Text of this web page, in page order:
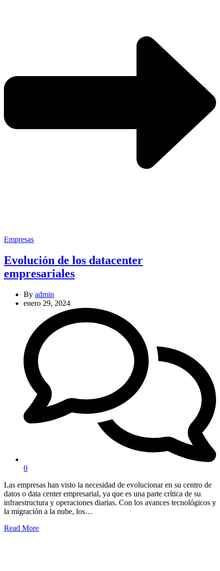
Categories
Empresas
Evolución de los datacenter
empresariales
By admin
enero 29, 2024
0
Las empresas han visto la necesidad de evolucionar en su centro de
datos o data center empresarial, ya que es una parte crítica de su
infraestructura y operaciones diarias. Con los avances tecnológicos y
la migración a la nube, los…
Read More